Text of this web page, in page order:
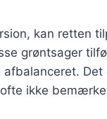
kan retten
grøntsager
ikke